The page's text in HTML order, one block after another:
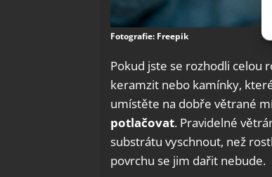
Fotografie: Freepik
Pokud jste se rozhodli celou
keramzit nebo kamínky,
umístěte na dobře větrané
potlačovat. Pravidelné
substrátu vyschnout, než
povrchu se jim dařit nebude.